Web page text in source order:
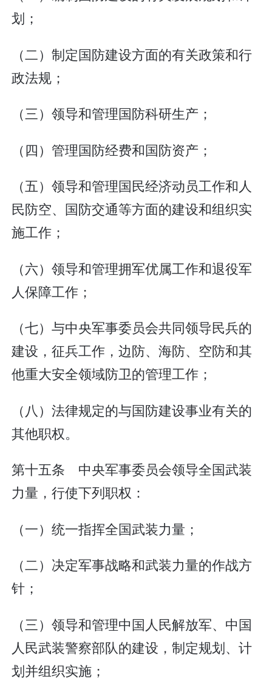
划；
（二）制定国防建设方面的有关政策和行
政法规；
（三）领导和管理国防科研生产；
（四）管理国防经费和国防资产；
（五）领导和管理国民经济动员工作和人
民防空、国防交通等方面的建设和组织实
施工作；
（六）领导和管理拥军优属工作和退役军
人保障工作；
（七）与中央军事委员会共同领导民兵的
建设，征兵工作，边防、海防、空防和其
他重大安全领域防卫的管理工作；
（八）法律规定的与国防建设事业有关的
其他职权。
第十五条 中央军事委员会领导全国武装
力量，行使下列职权：
（一）统一指挥全国武装力量；
（二）决定军事战略和武装力量的作战方
针；
（三）领导和管理中国人民解放军、中国
人民武装警察部队的建设，制定规划、计
划并组织实施；